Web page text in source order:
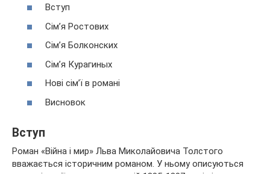
Вступ
Сім’я Ростових
Сім’я Болконских
Сім’я Курагиных
Нові сім’ї в романі
Висновок
Вступ
Роман «Війна і мир» Льва Миколайовича Толстого
вважається історичним романом. У ньому описуються